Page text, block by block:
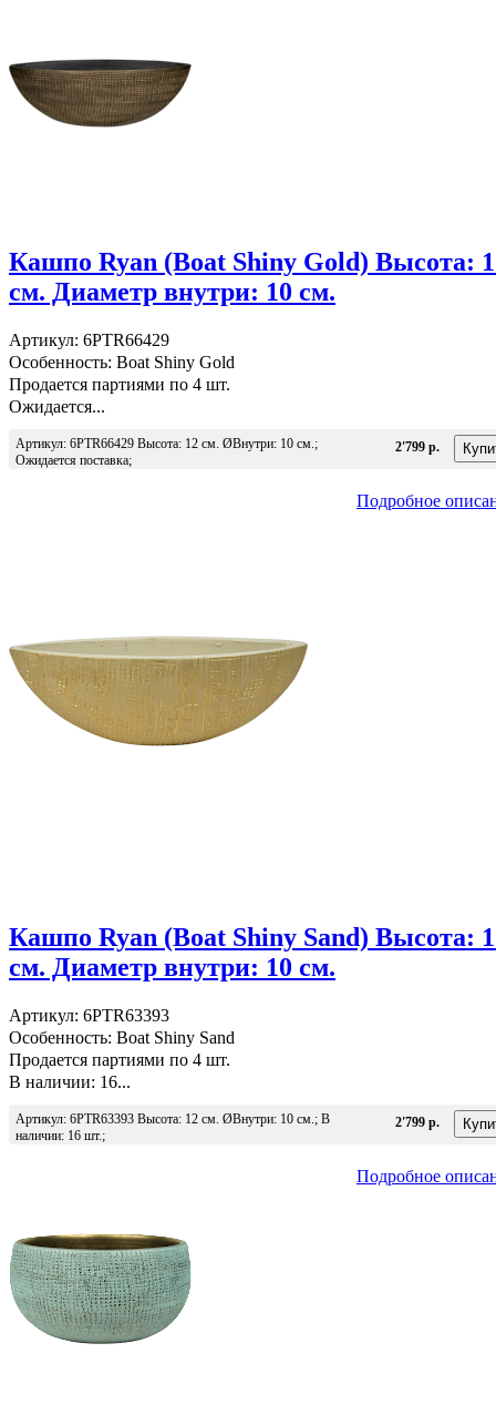
Кашпо Ryan (Boat Shiny Gold) Высота:
см. Диаметр внутри: 10 см.
Артикул: 6PTR66429
Особенность: Boat Shiny Gold
Продается партиями по 4 шт.
Ожидается...
Артикул: 6PTR66429 Высота: 12 см. ØВнутри: 10 см.;
Ожидается поставка;
2'799 р.
Подробное
Кашпо Ryan (Boat Shiny Sand) Высота:
см. Диаметр внутри: 10 см.
Артикул: 6PTR63393
Особенность: Boat Shiny Sand
Продается партиями по 4 шт.
В наличии: 16...
Артикул: 6PTR63393 Высота: 12 см. ØВнутри: 10 см.; В
наличии: 16 шт.;
2'799 р.
Подробное